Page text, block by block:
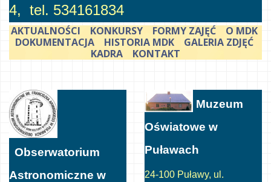
4, tel. 534161834
AKTUALNOŚCI KONKURSY FORMY ZAJĘĆ
O MDK
DOKUMENTACJA
HISTORIA MDK
GALERIA ZDJĘĆ
KADRA
KONTAKT
Obserwatorium
Astronomiczne w
Muzeum
Oświatowe w
Puławach
24-100 Puławy, ul.